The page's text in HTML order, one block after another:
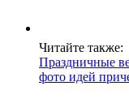
Читайте также:
Праздничные
фото идей